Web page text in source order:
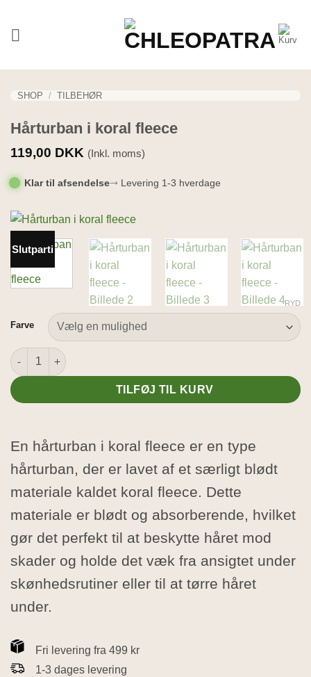
indhold
SHOP / TILBEHØR
Hårturban i koral fleece
119,00 DKK (Inkl. moms)
Klar til afsendelse⤑ Levering 1-3 hverdage
Slutparti
Farve
RYD
Hårturban i koral fleece antal
TILFØJ TIL KURV
En hårturban i koral fleece er en type
hårturban, der er lavet af et særligt blødt
materiale kaldet koral fleece. Dette
materiale er blødt og absorberende, hvilket
gør det perfekt til at beskytte håret mod
skader og holde det væk fra ansigtet under
skønhedsrutiner eller til at tørre håret
under.
Fri levering fra 499 kr
1-3 dages levering